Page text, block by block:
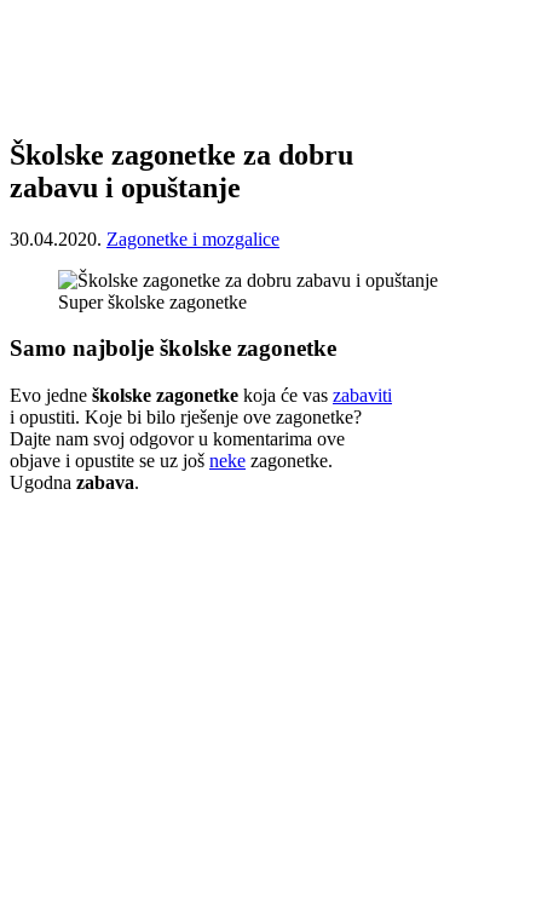
Školske zagonetke za dobru
zabavu i opuštanje
30.04.2020. Zagonetke i mozgalice
Super školske zagonetke
Samo najbolje školske zagonetke
Evo jedne školske zagonetke koja će vas zabaviti
i opustiti. Koje bi bilo rješenje ove zagonetke?
Dajte nam svoj odgovor u komentarima ove
objave i opustite se uz još neke zagonetke.
Ugodna zabava.